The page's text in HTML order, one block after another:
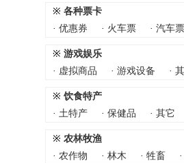
※ 各种票卡
· 优惠券 · 火车票 · 汽车票
※ 游戏娱乐
· 虚拟商品 · 游戏设备 ·
※ 饮食特产
· 土特产 · 保健品 · 其它
※ 农林牧渔
· 农作物 · 林木 · 牲畜